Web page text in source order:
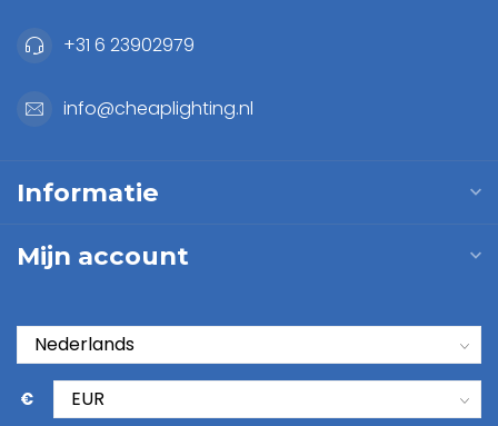
+31 6 23902979
info@cheaplighting.nl
Informatie
Mijn account
€